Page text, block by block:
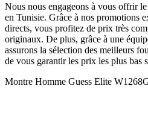
Nous nous engageons à vous offrir
en Tunisie. Grâce à nos promotions
directs, vous profitez de prix très
originaux. De plus, grâce à une
assurons la sélection des meilleurs
de vous garantir les prix les plus bas
Montre Homme Guess Elite